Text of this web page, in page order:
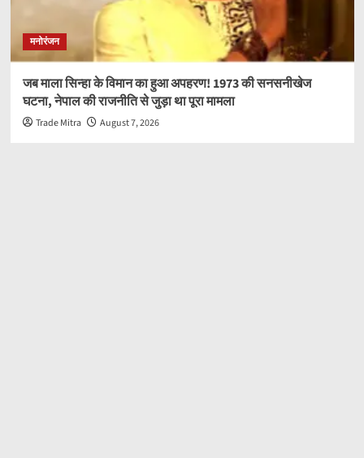
मनोरंजन
जब माला सिन्हा के विमान का हुआ अपहरण! 1973 की सनसनीखेज
घटना, नेपाल की राजनीति से जुड़ा था पूरा मामला
Trade Mitra August 7, 2026